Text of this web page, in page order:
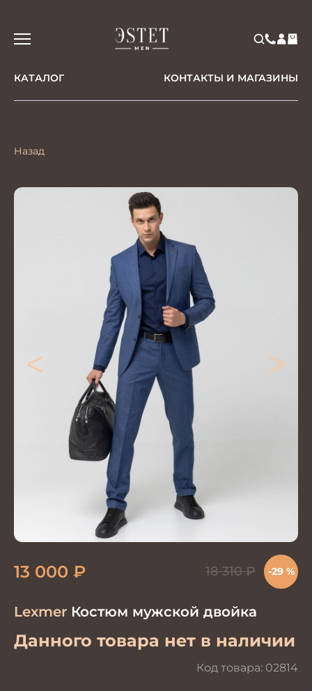
КАТАЛОГ КОНТАКТЫ И МАГАЗИНЫ
Назад
< >
Lexmer Костюм мужской двойка
Данного товара нет в наличии
Код товара: 02814
13 000 ₽ 18 310₽ -29 %